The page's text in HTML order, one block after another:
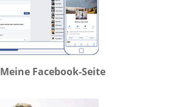
Meine Facebook-Seite